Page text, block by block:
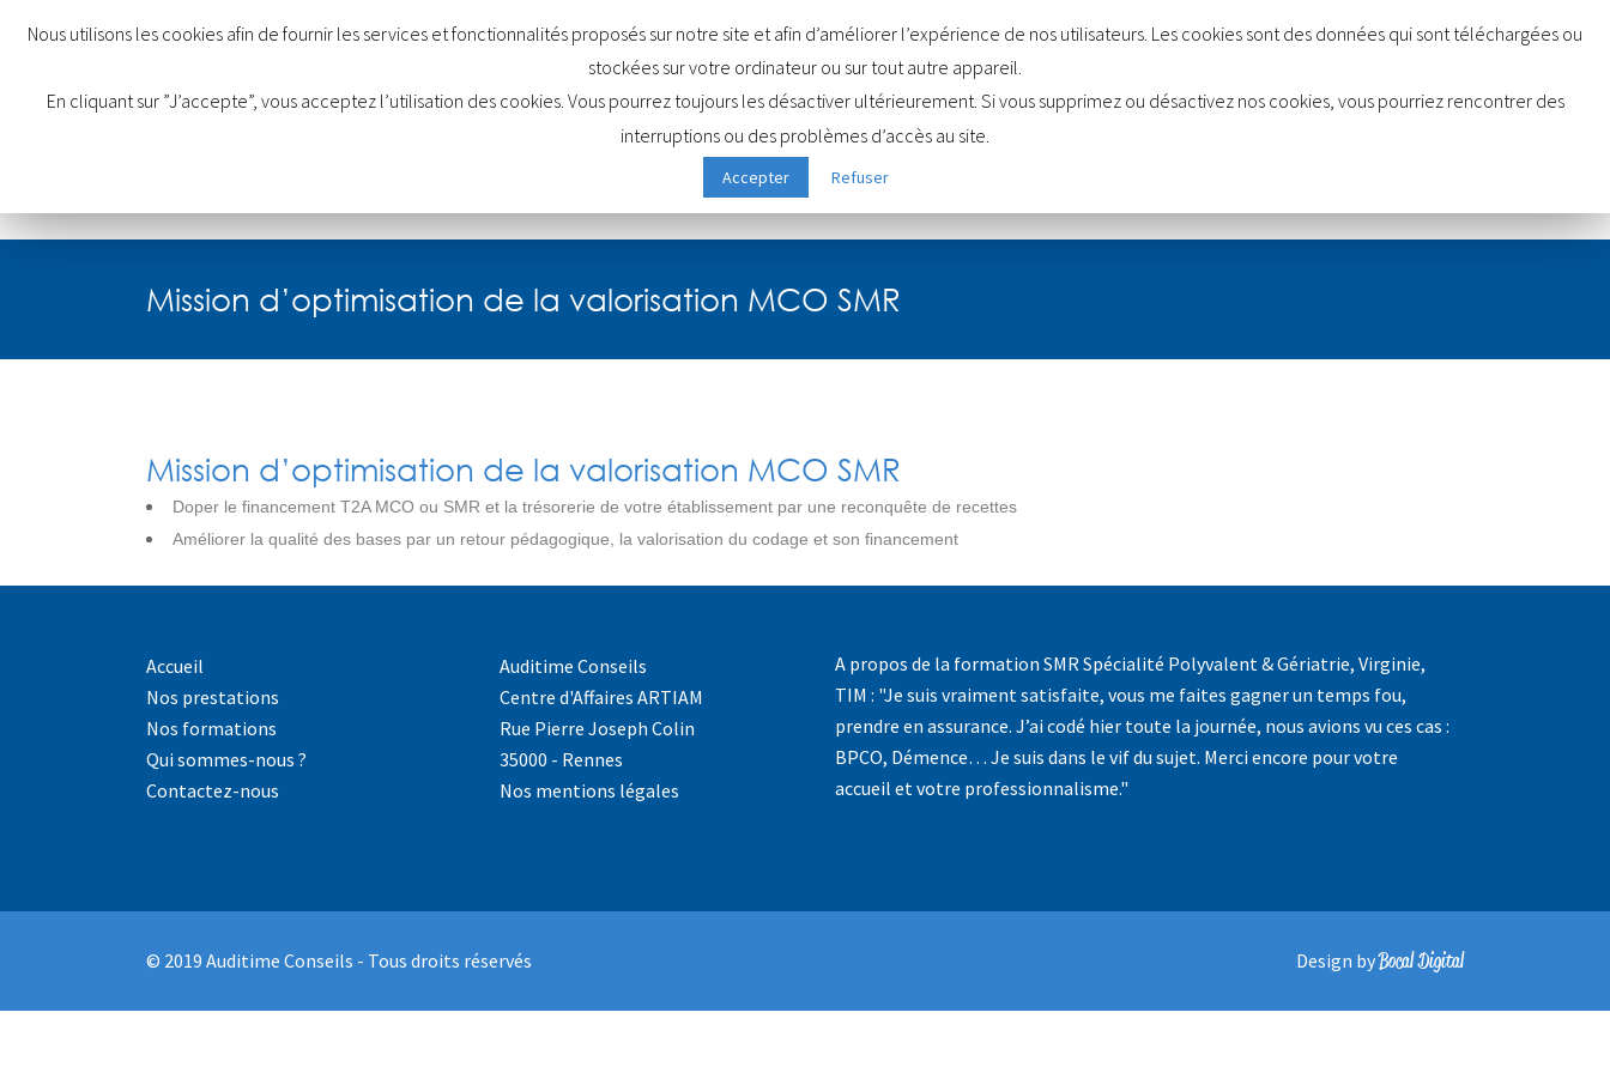
Qui sommes-nous ? Nos formations Contactez-nous
Mission d’optimisation de la valorisation MCO SMR
Mission d’optimisation de la valorisation MCO SMR
Doper le financement T2A MCO ou SMR et la trésorerie de votre établissement par une reconquête de recettes
Améliorer la qualité des bases par un retour pédagogique, la valorisation du codage et son financement
Accueil
Nos prestations
Nos formations
Qui sommes-nous ?
Contactez-nous
Auditime Conseils
Centre d'Affaires ARTIAM
Rue Pierre Joseph Colin
35000 - Rennes
Nos mentions légales
A propos de la formation SMR Spécialité Polyvalent & Gériatrie, Virginie,
TIM : "Je suis vraiment satisfaite, vous me faites gagner un temps fou,
prendre en assurance. J’ai codé hier toute la journée, nous avions vu ces cas :
BPCO, Démence… Je suis dans le vif du sujet. Merci encore pour votre
accueil et votre professionnalisme."
© 2019 Auditime Conseils - Tous droits réservés Design byBocal Digital
Nous utilisons les cookies afin de fournir les services et fonctionnalités proposés sur notre site et afin d’améliorer l’expérience de nos utilisateurs. Les cookies sont des données qui sont téléchargées ou
stockées sur votre ordinateur ou sur tout autre appareil.
En cliquant sur ”J’accepte”, vous acceptez l’utilisation des cookies. Vous pourrez toujours les désactiver ultérieurement. Si vous supprimez ou désactivez nos cookies, vous pourriez rencontrer des
interruptions ou des problèmes d’accès au site.
Accepter Refuser